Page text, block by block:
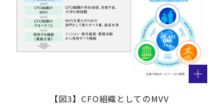
【図3】CFO組織としてのMVV